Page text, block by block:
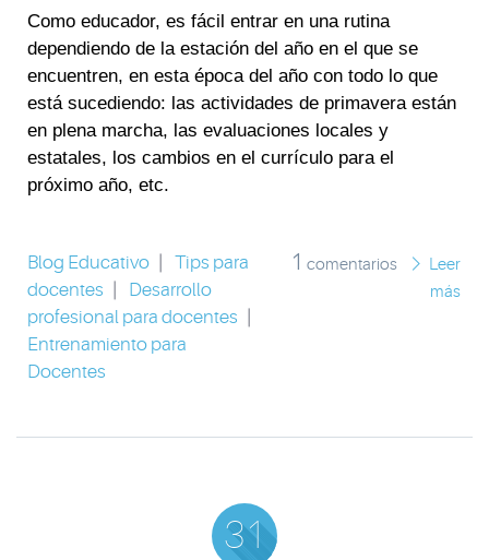
Como educador, es fácil entrar en una rutina
dependiendo de la estación del año en el que se
encuentren, en esta época del año con todo lo que
está sucediendo: las actividades de primavera están
en plena marcha, las evaluaciones locales y
estatales, los cambios en el currículo para el
próximo año, etc.
Blog Educativo
Tips para
docentes
Desarrollo
profesional para docentes
Entrenamiento para
Docentes
1 comentarios
Leer
más
31